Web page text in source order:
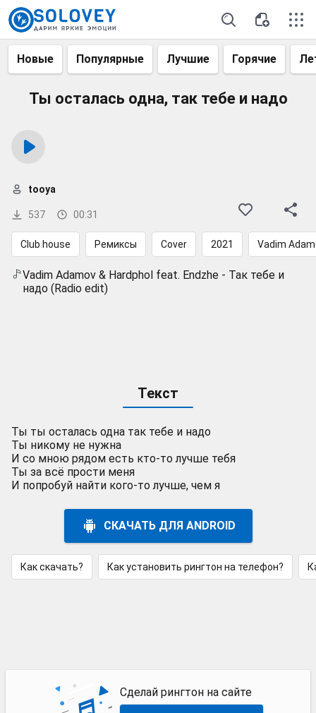
Новые Популярные Лучшие Горячие
Ты осталась одна, так тебе и надо
537 00:31
tooya
Club house Ремиксы Cover 2021 Vadim
Vadim Adamov & Hardphol feat. Endzhe - Так тебе и
надо (Radio edit)
Текст
Ты ты осталась одна так тебе и надо
Ты никому не нужна
И со мною рядом есть кто-то лучше тебя
Ты за всё прости меня
И попробуй найти кого-то лучше, чем я
СКАЧАТЬ ДЛЯ ANDROID
Как скачать? Как установить рингтон на телефон?
Сделай рингтон на сайте